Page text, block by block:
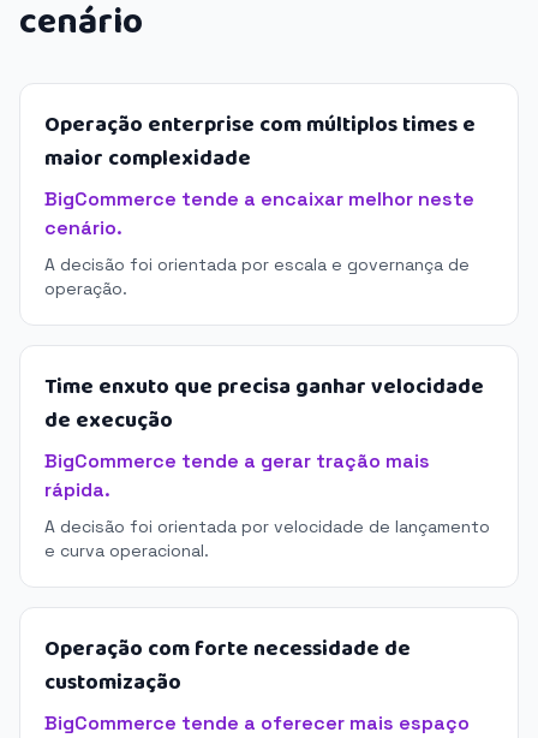
cenário
Operação enterprise com múltiplos times e
maior complexidade
BigCommerce tende a encaixar melhor neste
cenário.
A decisão foi orientada por escala e governança de
operação.
Time enxuto que precisa ganhar velocidade
de execução
BigCommerce tende a gerar tração mais
rápida.
A decisão foi orientada por velocidade de lançamento
e curva operacional.
Operação com forte necessidade de
customização
BigCommerce tende a oferecer mais espaço